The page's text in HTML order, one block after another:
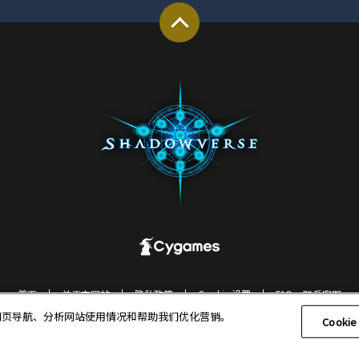
首页 关于本网站 隐私政策 Cookie 设置
FAQ・联系客服
© Cygames, Inc.
航、分析网站使用情况和帮助我们优化营销。 Cookie